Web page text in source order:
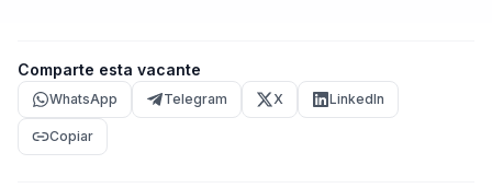
Comparte esta vacante
WhatsApp Telegram X LinkedIn
Copiar